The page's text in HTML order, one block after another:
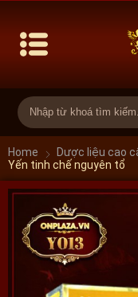
Home Dược liệu cao
Yến tinh chế nguyên tổ